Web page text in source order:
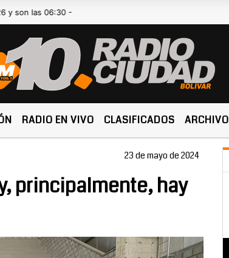
06:30 -
RADIO EN VIVO CLASIFICADOS ARCHIVO
23 de mayo de 2024
principalmente, hay